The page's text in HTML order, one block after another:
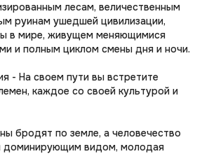
лесам, величественным
руинам ушедшей цивилизации,
в мире, живущем меняющимися
и полным циклом смены дня и ночи.
- На своем пути вы встретите
каждое со своей культурой и
бродят по земле, а человечество
доминирующим видом, молодая